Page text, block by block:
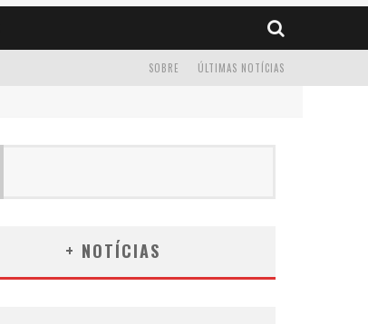
ÚLTIMAS NOTÍCIAS
SOBRE
+ NOTÍCIAS